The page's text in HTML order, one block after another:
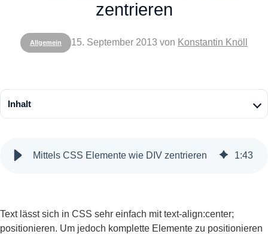
Allgemein
zentrieren
15. September 2013 von Konstantin Knöll
Inhalt
Mittels CSS Elemente wie DIV zentrieren 1:43
Text lässt sich in CSS sehr einfach mit text-align:center;
positionieren. Um jedoch komplette Elemente zu positionieren